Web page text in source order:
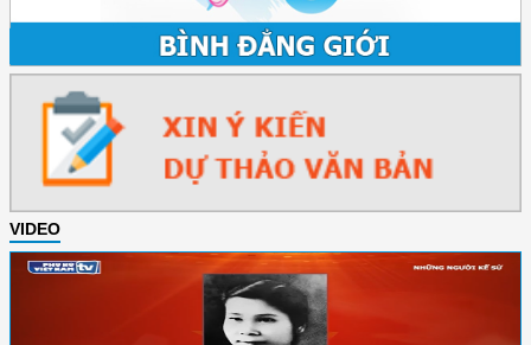
VIDEO